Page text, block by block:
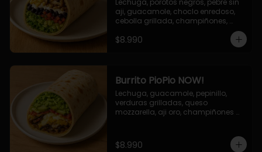
Lechuga, porotos negros, pebre sin
aji, guacamole, choclo enredoso,
cebolla grillada, champiñones,
$8.990
Burrito PioPio NOW!
Lechuga, guacamole, pepinillo,
verduras grilladas, queso
mozzarella, aji oro, champiñones
$8.990